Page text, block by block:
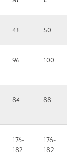
48 50
96 100
84 88
176-
182
176-
182